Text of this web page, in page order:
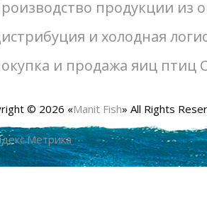
продукции из
и холодная
и продажа яиц птиц
© 2026 «Manit Fish» All Rights